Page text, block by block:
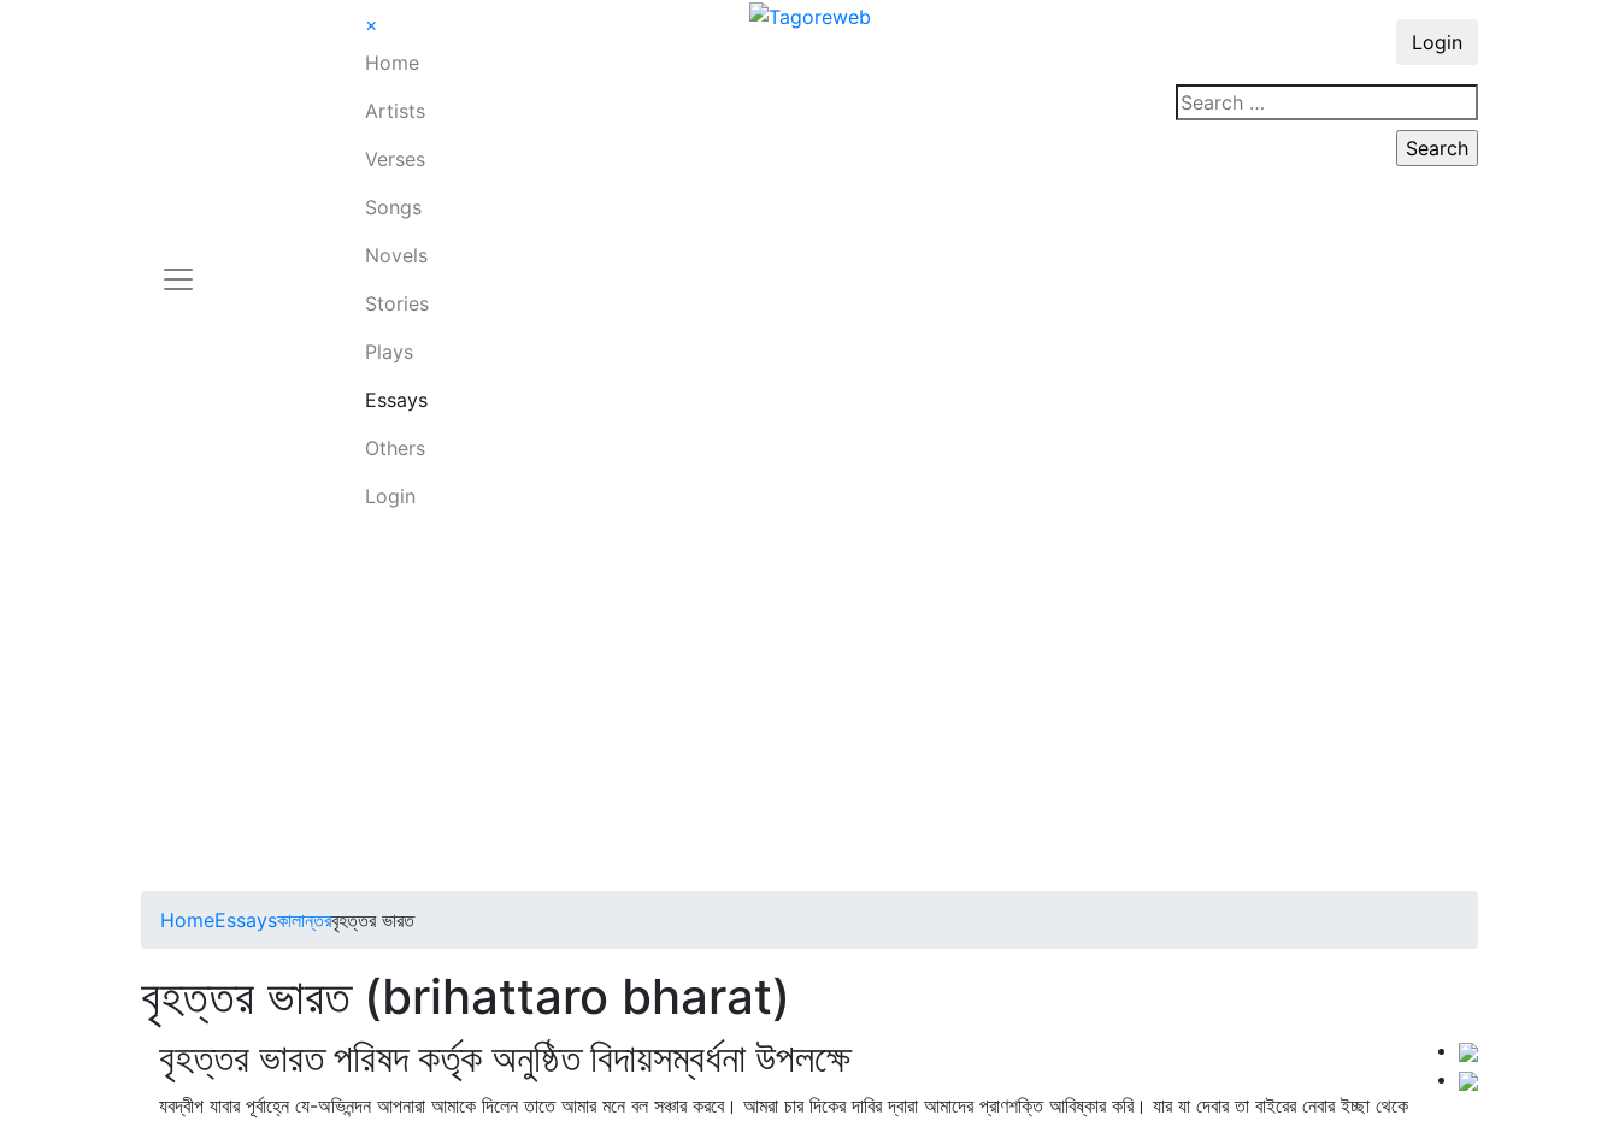
×
Home
Artists
Verses
Songs
Novels
Stories
Plays
Essays
Others
Login
Login
HomeEssaysকালান্তরবৃহত্তর ভারত
বৃহত্তর ভারত (brihattaro bharat)
বৃহত্তর ভারত পরিষদ কর্তৃক অনুষ্ঠিত বিদায়সম্বর্ধনা উপলক্ষে
যবদ্বীপ যাবার পূর্বাহ্নে যে-অভিনন্দন আপনারা আমাকে দিলেন তাতে আমার মনে বল সঞ্চার করবে। আমরা চার দিকের দাবির দ্বারা আমাদের প্রাণশক্তি আবিষ্কার করি। যার যা দেবার তা বাইরের নেবার ইচ্ছা থেকে